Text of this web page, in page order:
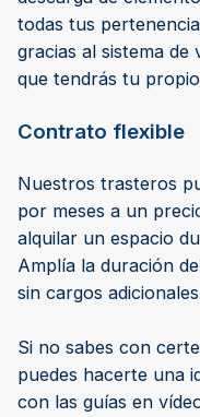
todas tus
gracias al sistema de
que tendrás tu
Contrato flexible
Nuestros trasteros
por meses a un
alquilar un espacio
Amplía la duración
sin cargos
Si no sabes con
puedes hacerte una
con las guías en